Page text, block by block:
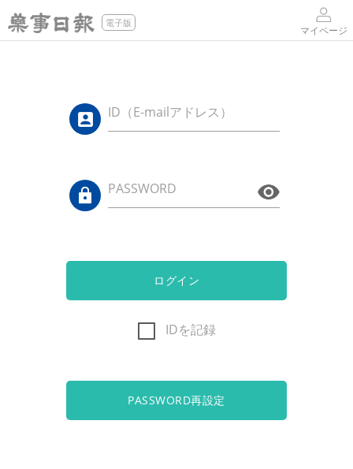
電子版
マイページ
ID（E-mailアドレス）
PASSWORD
ログイン
IDを記録
PASSWORD再設定